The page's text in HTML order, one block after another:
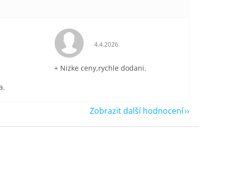
je 5 z 5 hvězdiček. Hodnocení obchodu je 5 z 5 hvězdiček.
4.4.2026
+ Nizke ceny,rychle dodani.
Zobrazit další hodnocení